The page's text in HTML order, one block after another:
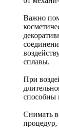
Важно
сплавы.
При
способны
Снимать
процедур,